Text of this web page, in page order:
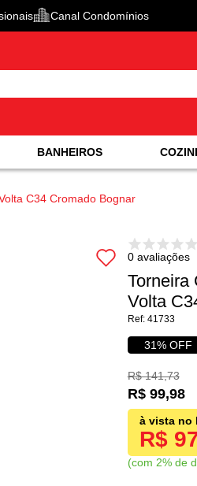
Canal Condomínios
BANHEIROS
C34 Cromado Bognar
0 avaliações
Torneira
Volta
41733
31% OFF
R$
com 2% de
R$ 141,73
R$ 99,98